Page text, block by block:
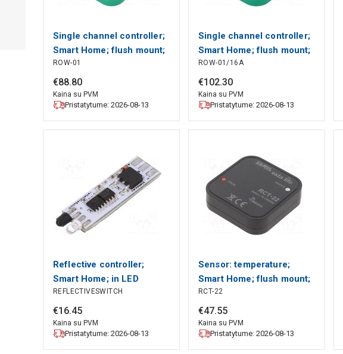
Single channel controller;
Smart Home; flush mount;
230VAC; IP20 ZAMEL
ROW-01
€88.80
Kaina su PVM
Pristatytume: 2026-08-13
Single channel controller;
Smart Home; flush mount;
230VAC; IP20 ZAMEL
ROW-01/16A
€102.30
Kaina su PVM
Pristatytume: 2026-08-13
Reflective controller;
Smart Home; in LED
profile; 12÷24VDC
BLEBOX
REFLECTIVESWITCH
€16.45
Kaina su PVM
Pristatytume: 2026-08-13
Sensor: temperature;
Smart Home; flush mount;
3.2VDC; IP20; 300m
ZAMEL
RCT-22
€47.55
Kaina su PVM
Pristatytume: 2026-08-13